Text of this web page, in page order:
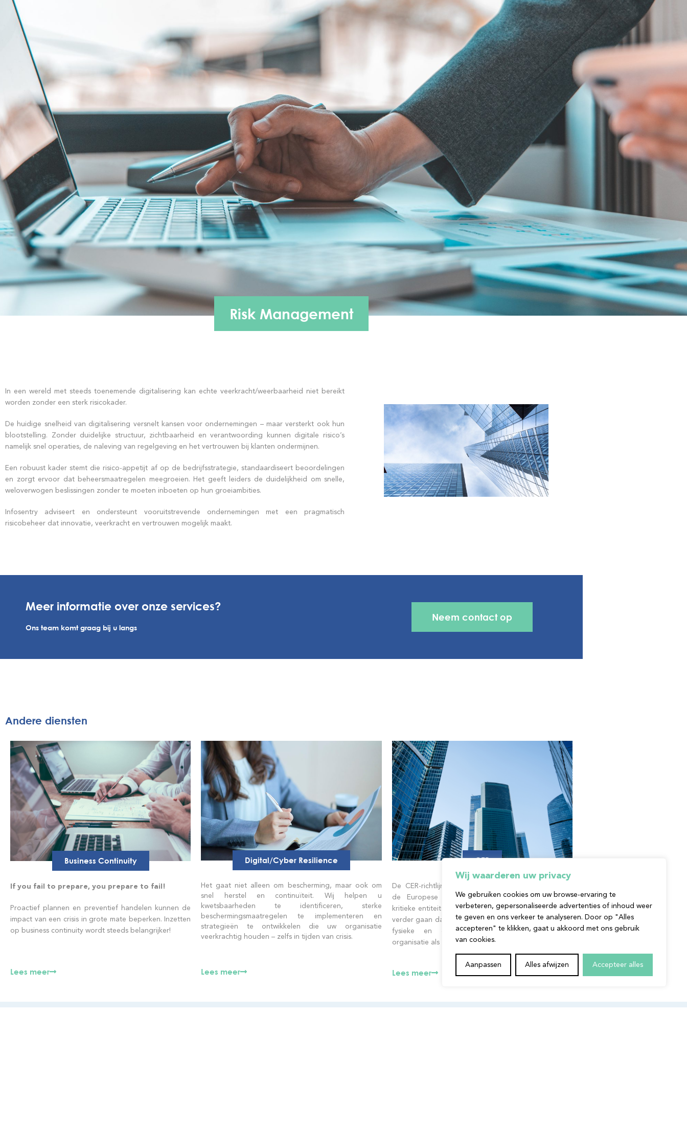
Wij waarderen uw privacy
We gebruiken cookies om uw browse-ervaring te
verbeteren, gepersonaliseerde advertenties of inhoud weer
te geven en ons verkeer te analyseren. Door op "Alles
accepteren" te klikken, gaat u akkoord met ons gebruik
van cookies.
Aanpassen Alles afwijzen Accepteer alles
Risk Management
In een wereld met steeds toenemende digitalisering kan echte veerkracht/weerbaarheid niet bereikt
worden zonder een sterk risicokader.
De huidige snelheid van digitalisering versnelt kansen voor ondernemingen – maar versterkt ook hun
blootstelling. Zonder duidelijke structuur, zichtbaarheid en verantwoording kunnen digitale risico’s
namelijk snel operaties, de naleving van regelgeving en het vertrouwen bij klanten ondermijnen.
Een robuust kader stemt die risico-appetijt af op de bedrijfsstrategie, standaardiseert beoordelingen
en zorgt ervoor dat beheersmaatregelen meegroeien. Het geeft leiders de duidelijkheid om snelle,
weloverwogen beslissingen zonder te moeten inboeten op hun groeiambities.
Infosentry adviseert en ondersteunt vooruitstrevende ondernemingen met een pragmatisch
risicobeheer dat innovatie, veerkracht en vertrouwen mogelijk maakt.
Meer informatie over onze services?
Ons team komt graag bij u langs
Neem contact op
Andere diensten
Business Continuity
If you fail to prepare, you prepare to fail!
Proactief plannen en preventief handelen kunnen de
impact van een crisis in grote mate beperken. Inzetten
op business continuity wordt steeds belangrijker!
Lees meer
Digital/Cyber Resilience
Het gaat niet alleen om bescherming, maar ook om
snel herstel en continuïteit. Wij helpen u
kwetsbaarheden te identificeren, sterke
beschermingsmaatregelen te implementeren en
strategieën te ontwikkelen die uw organisatie
veerkrachtig houden – zelfs in tijden van crisis.
Lees meer
CER
De CER-richtlijn (Critical Entities Resilience Directive),
de Europese richtlijn over de weerbaarheid van
kritieke entiteiten, legt concrete verplichtingen op die
verder gaan dan cybersecurity alleen. Het gaat om de
fysieke en operationele robuustheid van uw
organisatie als geheel.
Lees meer